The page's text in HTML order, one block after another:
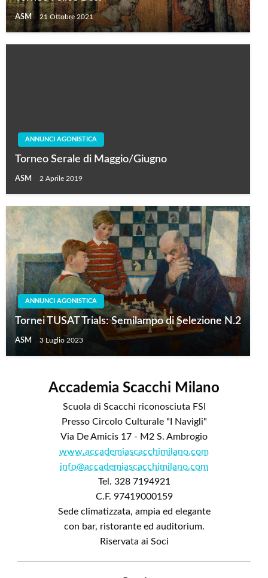
ASM 21 Ottobre 2021
ANNUNCI AGONISTICA
Torneo Serale di Maggio/Giugno
ASM 2 Aprile 2019
ANNUNCI AGONISTICA
Tornei TUSAT Trials: Semilampo di Selezione N.2
ASM 3 Luglio 2023
Accademia Scacchi Milano
Scuola di Scacchi riconosciuta FSI
Presso Circolo Culturale "I Navigli"
Via De Amicis 17 - M2 S. Ambrogio
www.accademiascacchimilano.com
info@accademiascacchimilano.com
Tel. 328 7194921
C.F. 97419000159
Sede climatizzata, ampia ed elegante
con bar, ristorante ed auditorium.
Riservata ai Soci